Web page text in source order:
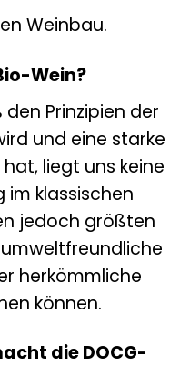
Weinbau.
Wein?
Prinzipien der
und eine starke
liegt uns keine
im klassischen
jedoch größten
herkömmliche
können.
die DOCG-